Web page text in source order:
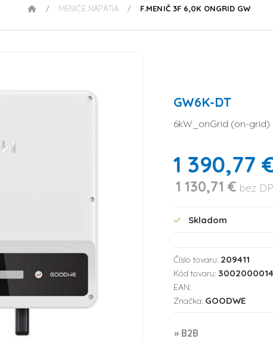
/ MENIČE NAPÄTIA / F.MENIČ 3F 6,0K ONGRID GW
GW6K-DT
6kW_onGrid (on-grid)
1 390,77
1 130,71 € bez
Skladom
Číslo tovaru: 209411
Kód tovaru: 3002000014
EAN:
Značka: GOODWE
» B2B